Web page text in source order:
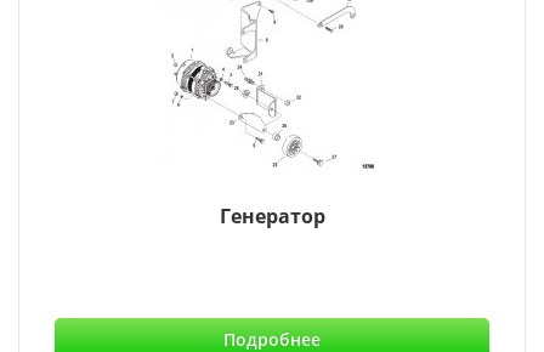
Генератор
Подробнее